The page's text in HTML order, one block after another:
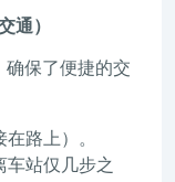
通）
保了便捷的交
路上）。
站仅几步之